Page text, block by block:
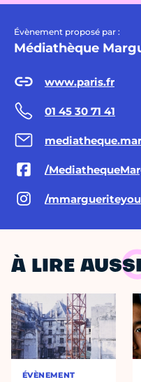
Évènement proposé par :
Médiathèque
www.paris.fr
01 45 30 71 41
/
/
À LIRE AUSSI
ÉVÈNEMENT